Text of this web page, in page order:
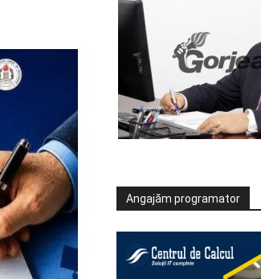
Angajăm programator